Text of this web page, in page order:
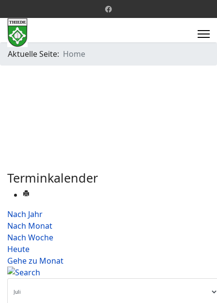
Aktuelle Seite: Home
Terminkalender
Nach Jahr
Nach Monat
Nach Woche
Heute
Gehe zu Monat